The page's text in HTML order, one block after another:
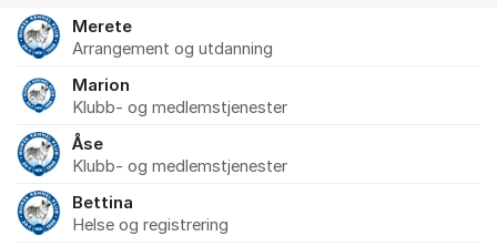
Merete
Arrangement og utdanning
Marion
Klubb- og medlemstjenester
Åse
Klubb- og medlemstjenester
Bettina
Helse og registrering